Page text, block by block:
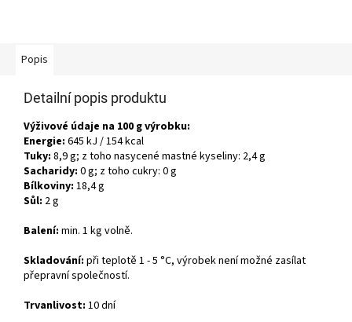
Popis
Detailní popis produktu
Výživové údaje na 100 g výrobku:
Energie: 645 kJ / 154 kcal
Tuky: 8,9 g; z toho nasycené mastné kyseliny: 2,4 g
Sacharidy: 0 g; z toho cukry: 0 g
Bílkoviny: 18,4 g
Sůl: 2 g
Balení: min. 1 kg volně.
Skladování: při teplotě 1 - 5 °C, výrobek není možné zasílat
přepravní společností.
Trvanlivost: 10 dní